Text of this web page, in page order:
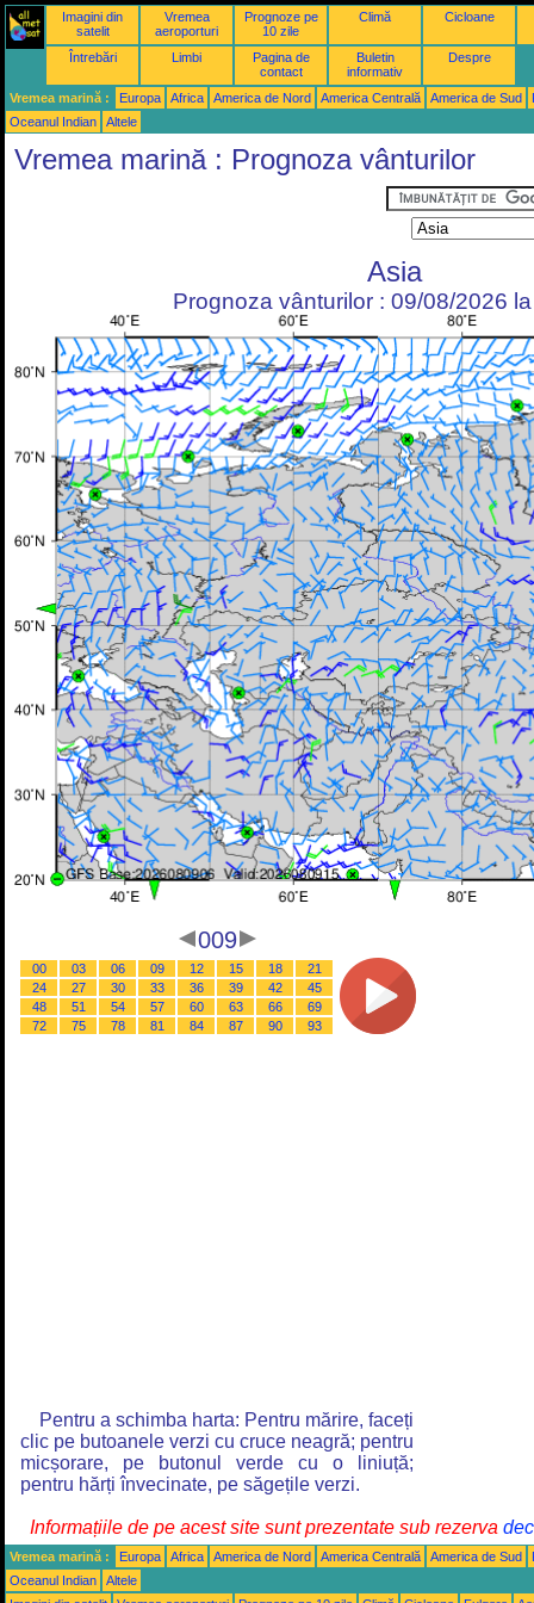
Imagini din
satelit
Vremea
aeroporturi
Prognoze pe
10 zile
Climă Cicloane
Întrebări Limbi
Pagina de
contact
Buletin
informativ
Despre
Vremea marină : Europa Africa America de Nord America Centrală America de Sud
Oceanul Indian
Altele
Vremea marină : Prognoza vânturilor
Asia
Prognoza vânturilor : 09/08/2026
009
00 03 06 09 12 15 18
21
24
27 30 33 36 39 42
45
48
51 54 57 60 63 66
69
72
75 78 81 84 87 90 93
Pentru a schimba harta: Pentru mărire, faceți
clic pe butoanele verzi cu cruce neagră; pentru
micșorare, pe butonul verde cu o liniuță;
pentru hărți învecinate, pe săgețile verzi.
Informațiile de pe acest site sunt prezentate sub rezerva
Vremea marină : Europa Africa America de Nord America Centrală America de Sud
Oceanul Indian
Altele